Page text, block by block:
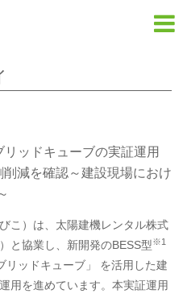
ッドキューブの実証運用
減を確認～建設現場におけ
こ）は、太陽建機レンタル株式
と協業し、新開発のBESS型※1
リッドキューブ」 を活用した建
用を進めています。本実証運用